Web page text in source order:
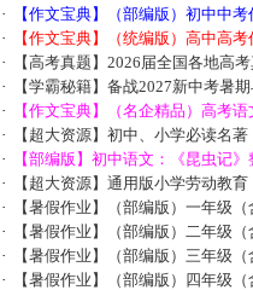
·
【作文宝典】（部编版）初中中
·
【作文宝典】（统编版）高中高
·
【高考真题】2026届全国各地高
·
【学霸秘籍】备战2027新中考暑
·
【作文宝典】（名企精品）高考
·
【超大资源】初中、小学必读名
·
【部编版】初中语文：《昆虫记
·
【超大资源】通用版小学劳动教
·
【暑假作业】（部编版）一年级
·
【暑假作业】（部编版）二年级
·
【暑假作业】（部编版）三年级
·
【暑假作业】（部编版）四年级